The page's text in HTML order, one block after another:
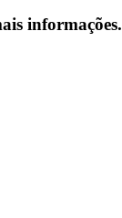
informações.